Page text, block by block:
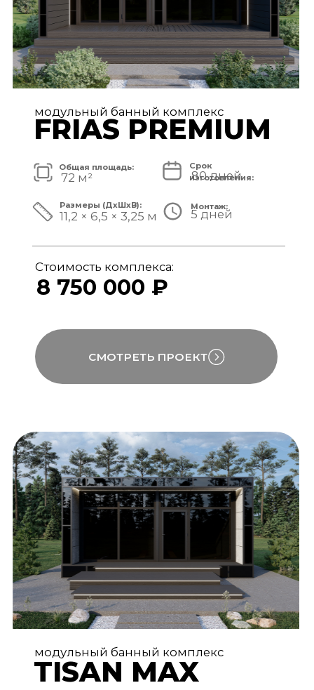
6 950 000 ₽
11,7 × 3,9 × 3,25 м
80 дней
48 м²
Общая площадь:
модульный банный комплекс
TISAN LUXE